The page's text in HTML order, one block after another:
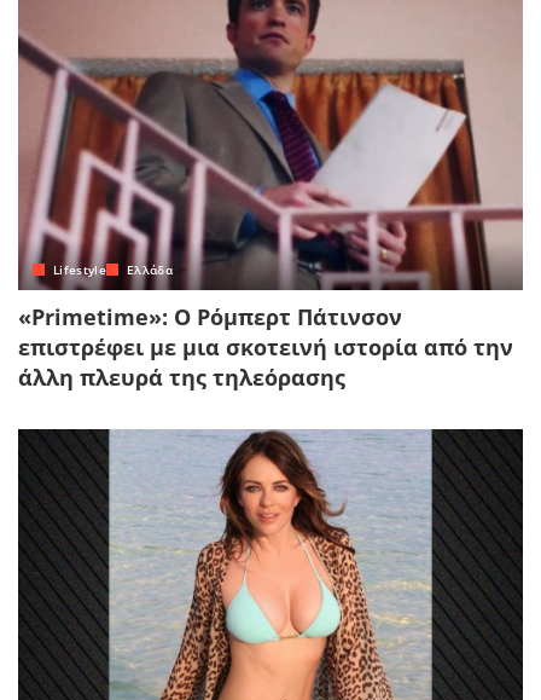
Lifestyle Ελλάδα
«Primetime»: Ο Ρόμπερτ Πάτινσον
επιστρέφει με μια σκοτεινή ιστορία από την
άλλη πλευρά της τηλεόρασης